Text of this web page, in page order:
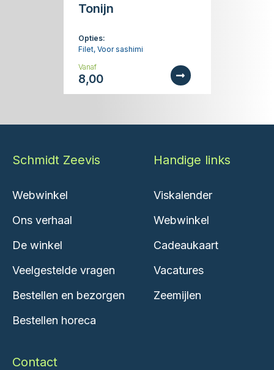
Tonijn
Opties:
Filet, Voor sashimi
Vanaf
8,00
Schmidt Zeevis
Webwinkel
Ons verhaal
De winkel
Veelgestelde vragen
Bestellen en bezorgen
Bestellen horeca
Handige links
Viskalender
Webwinkel
Cadeaukaart
Vacatures
Zeemijlen
Contact